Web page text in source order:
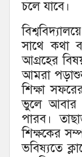
চলে যাবে।
সাথে কথা
আগ্রহের
আমরা
শিক্ষা
ভুলে আবার
পারব।
শিক্ষকের
ভবিষ্যতে